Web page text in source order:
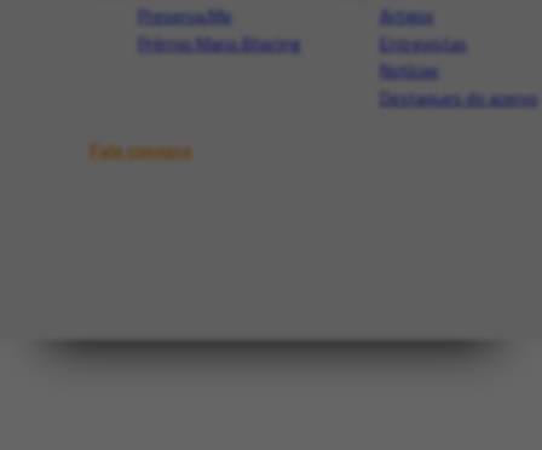
Preserva.Me
Prêmio Mario Bhering
Artigos
Entrevistas
Notícias
Destaques do acervo
Fale conosco